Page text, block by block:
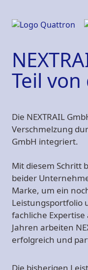
Teil
Die NEXTRAIL
Verschmelzung
GmbH integriert.
Mit diesem Schritt
beider
Marke, um ein
Leistungsportfolio
fachliche
Jahren arbeiten
erfolgreich und
Die bisherigen